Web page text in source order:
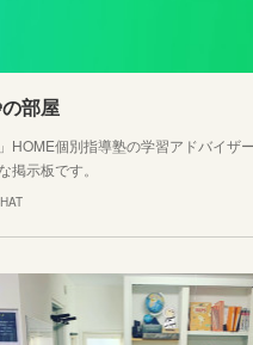
部屋
HOME個別指導塾の学習アドバイザ
掲示板です。